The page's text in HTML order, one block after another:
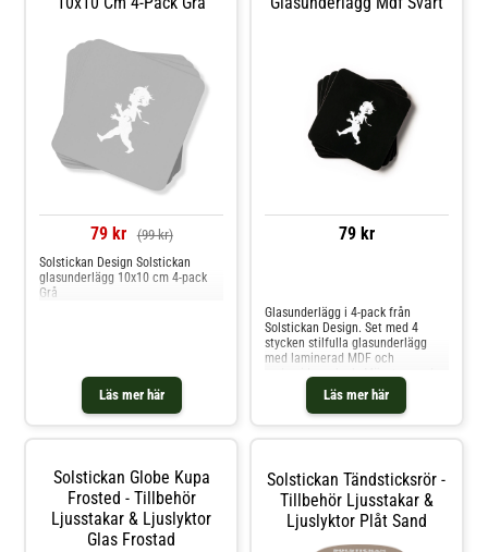
79 kr (99 kr)
Läs mer här
Solstickan Design Solstickan
glasunderlägg 10x10 cm 4-pack
Grå
79 kr
Läs mer här
Glasunderlägg i 4-pack från
Solstickan Design. Set med 4
stycken stilfulla glasunderlägg
med laminerad MDF och
undersida av kork. Mönster med
avbildning av den klassiska
Solstickepojken skapad av Einar
Nerman 1936. Glasunderlägget
Royal Design.
Solstickan Globe Kupa
Frosted - Tillbehör
Ljusstakar & Ljuslyktor
Glas Frostad
Solstickan Tändsticksrör -
Tillbehör Ljusstakar &
Ljuslyktor Plåt Sand